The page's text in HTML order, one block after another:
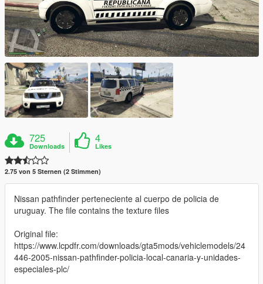
725
Downloads
4
Likes
2.75 von 5 Sternen (2 Stimmen)
Nissan pathfinder perteneciente al cuerpo de policia de
uruguay. The file contains the texture files
Original file:
https://www.lcpdfr.com/downloads/gta5mods/vehiclemodels/24
446-2005-nissan-pathfinder-policia-local-canaria-y-unidades-
especiales-plc/